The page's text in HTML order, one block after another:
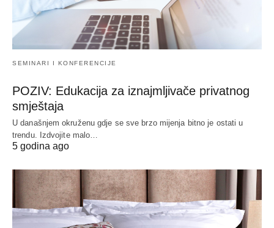
SEMINARI I KONFERENCIJE
POZIV: Edukacija za iznajmljivače privatnog
smještaja
U današnjem okruženu gdje se sve brzo mijenja bitno je ostati u
trendu. Izdvojite malo…
5 godina ago